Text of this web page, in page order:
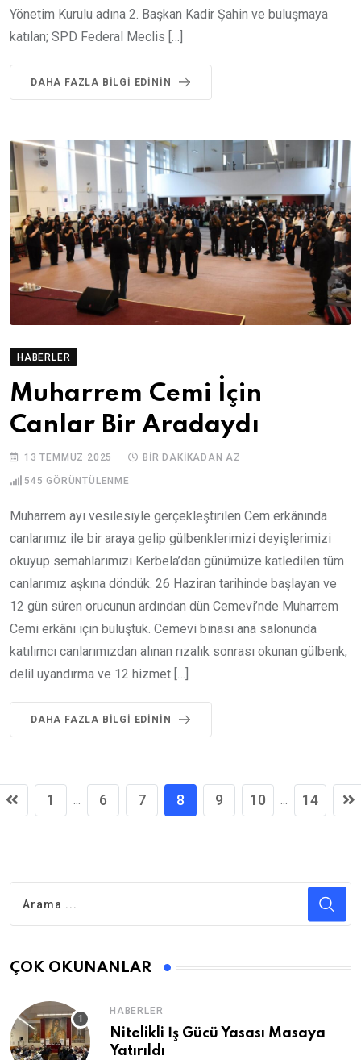
Yönetim Kurulu adına 2. Başkan Kadir Şahin ve buluşmaya
katılan; SPD Federal Meclis […]
DAHA FAZLA BILGI EDININ
HABERLER
Muharrem Cemi İçin
Canlar Bir Aradaydı
13 TEMMUZ 2025 BIR DAKIKADAN AZ
545 GÖRÜNTÜLENME
Muharrem ayı vesilesiyle gerçekleştirilen Cem erkânında
canlarımız ile bir araya gelip gülbenklerimizi deyişlerimizi
okuyup semahlarımızı Kerbela’dan günümüze katledilen tüm
canlarımız aşkına döndük. 26 Haziran tarihinde başlayan ve
12 gün süren orucunun ardından dün Cemevi’nde Muharrem
Cemi erkânı için buluştuk. Cemevi binası ana salonunda
katılımcı canlarımızdan alınan rızalık sonrası okunan gülbenk,
delil uyandırma ve 12 hizmet […]
DAHA FAZLA BILGI EDININ
1 ... 6 7 8 9 10 ... 14
ÇOK OKUNANLAR
HABERLER
Nitelikli İş Gücü Yasası Masaya
Yatırıldı